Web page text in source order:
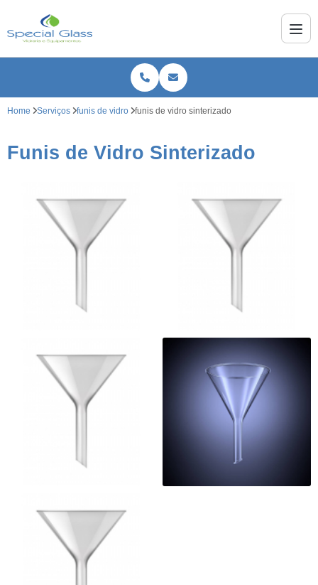
Home Serviços funis de vidro funis de vidro sinterizado
Funis de Vidro Sinterizado